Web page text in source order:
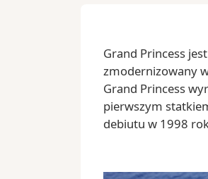
Grand Princess
zmodernizowany
Grand Princess
pierwszym
debiutu w 1998